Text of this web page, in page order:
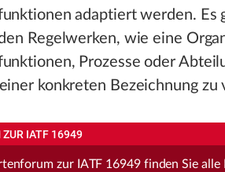
adaptiert werden. Es
Regelwerken, wie eine
Prozesse oder
konkreten Bezeichnung zu
ZUR IATF 16949
zur IATF 16949 finden Sie